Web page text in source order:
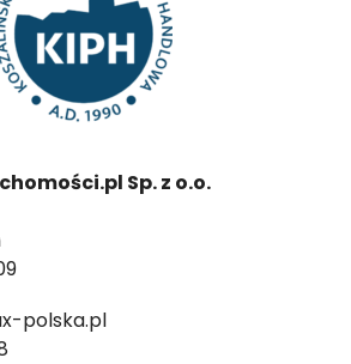
Sp. z o.o.
polska.pl